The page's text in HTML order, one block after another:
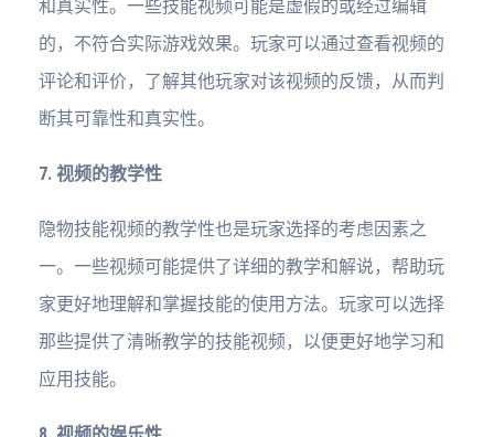
和真实性。一些技能视频可能是虚假的或经过编辑
的，不符合实际游戏效果。玩家可以通过查看视频的
评论和评价，了解其他玩家对该视频的反馈，从而判
断其可靠性和真实性。
7. 视频的教学性
隐物技能视频的教学性也是玩家选择的考虑因素之
一。一些视频可能提供了详细的教学和解说，帮助玩
家更好地理解和掌握技能的使用方法。玩家可以选择
那些提供了清晰教学的技能视频，以便更好地学习和
应用技能。